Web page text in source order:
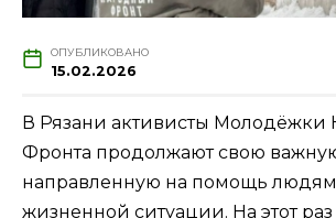
ОПУБЛИКОВАНО
15.02.2026
В Рязани активисты Молодёжки
Фронта продолжают свою
направленную на помощь людям
жизненной ситуации. На этот